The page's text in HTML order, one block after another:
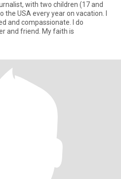
with two children (17 and
the USA every year on vacation. I
and compassionate. I do
and friend. My faith is